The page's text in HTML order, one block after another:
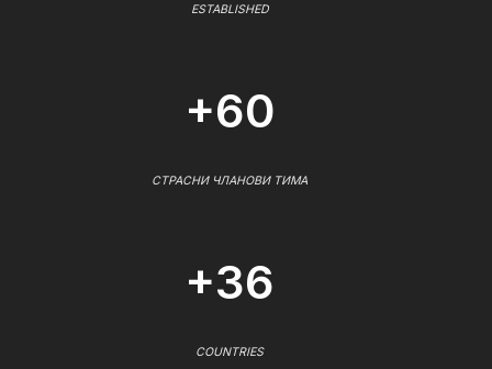
ESTABLISHED
+60
СТРАСНИ ЧЛАНОВИ ТИМА
+36
COUNTRIES